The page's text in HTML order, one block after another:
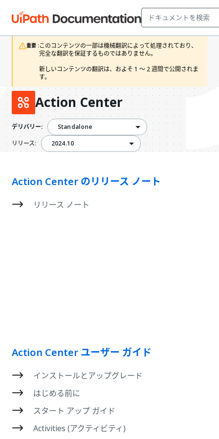
重要 :このコンテンツの一部は機械翻訳によって処理されており、
完全な翻訳を保証するものではありません。
新しいコンテンツの翻訳は、およそ 1 ～ 2 週間で公開されま
す。
Action Center
デリバリー:
Standalone
リリース:2024.102024.10
Action Center のリリース ノート
リリース ノート
Action Center ユーザー ガイド
インストールとアップグレード
はじめる前に
スタート アップ ガイド
Activities (アクティビティ)